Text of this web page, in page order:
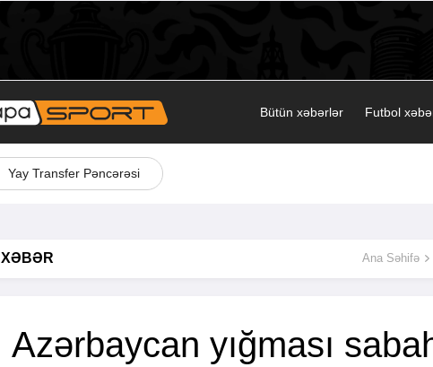
Bütün xəbərlər Futbol
Yay Transfer Pəncərəsi
XƏBƏR Ana Səhifə
Azərbaycan yığması